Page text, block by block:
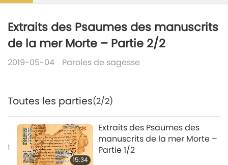
Extraits des Psaumes des manuscrits
de la mer Morte – Partie 2/2
2019-05-04 Paroles de sagesse
Toutes les parties(2/2)
1
15:34
Extraits des Psaumes des
manuscrits de la mer Morte –
Partie 1/2